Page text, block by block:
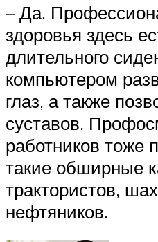
– Да.
здоровья здесь
длительного
компьютером
глаз, а также
суставов.
работников тоже
такие обширные
трактористов,
нефтяников.